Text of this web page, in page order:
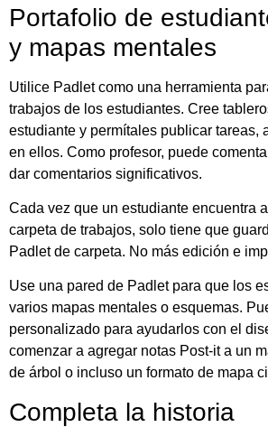
Portafolio de
y mapas mentales
Utilice Padlet como una herramienta
trabajos de los estudiantes. Cree
estudiante y permítales publicar tareas,
en ellos. Como profesor, puede
dar comentarios significativos.
Cada vez que un estudiante encuentra
carpeta de trabajos, solo tiene que
Padlet de carpeta. No más edición e
Use una pared de Padlet para que los
varios mapas mentales o esquemas.
personalizado para ayudarlos con el
comenzar a agregar notas Post-it a un
de árbol o incluso un formato de mapa
Completa la historia